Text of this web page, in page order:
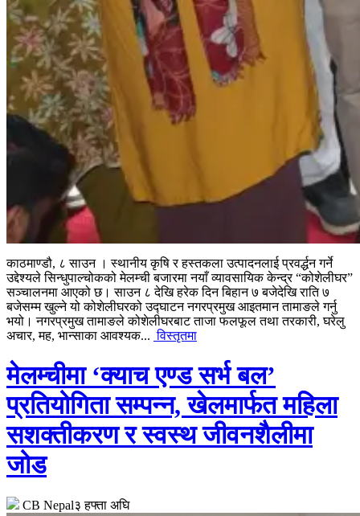
काठमाण्डौ, ८ साउन । स्थानीय कृषि र हस्तकला उत्पादनलाई प्रवर्द्धन गर्ने
उद्देश्यले सिन्धुपाल्चोकको मेलम्ची बजारमा नयाँ व्यावसायिक केन्द्र “कोशेलीघर”
सञ्चालनमा आएको छ। साउन ८ देखि हरेक दिन बिहान ७ बजेदेखि राति ७
बजेसम्म खुल्ने यो कोशेलीघरको उद्घाटन नगरप्रमुख आइतमान तामाङले गर्नु
भयो। नगरप्रमुख तामाङले कोशेलीघरबाट ताजा फलफूल तथा तरकारी, घरेलु
अचार, मह, भान्साका आवश्यक... विस्तृतमा
मेलम्चीमा ‘क्याच एण्ड सर्भ बल’
प्रतियोगिता सम्पन्न, खेलमार्फत महिला
सशक्तीकरण र स्वस्थ जीवनशैलीमा
जोड
CB Nepal३ हफ्ता अघि